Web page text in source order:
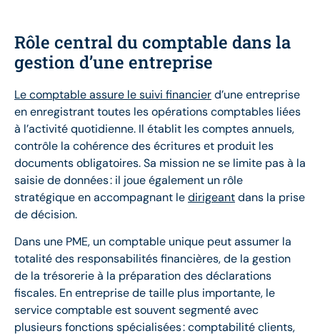
Rôle central du comptable dans la
gestion d’une entreprise
Le comptable assure le suivi financierd’une entreprise
en enregistrant toutes les opérations comptables liées
à l’activité quotidienne. Il établit les comptes annuels,
contrôle la cohérence des écritures et produit les
documents obligatoires. Sa mission ne se limite pas à la
saisie de données : il joue également un rôle
stratégique en accompagnant ledirigeantdans la prise
de décision.
Dans une PME, un comptable unique peut assumer la
totalité des responsabilités financières, de la gestion
de la trésorerie à la préparation des déclarations
fiscales. En entreprise de taille plus importante, le
service comptable est souvent segmenté avec
plusieurs fonctions spécialisées : comptabilité clients,